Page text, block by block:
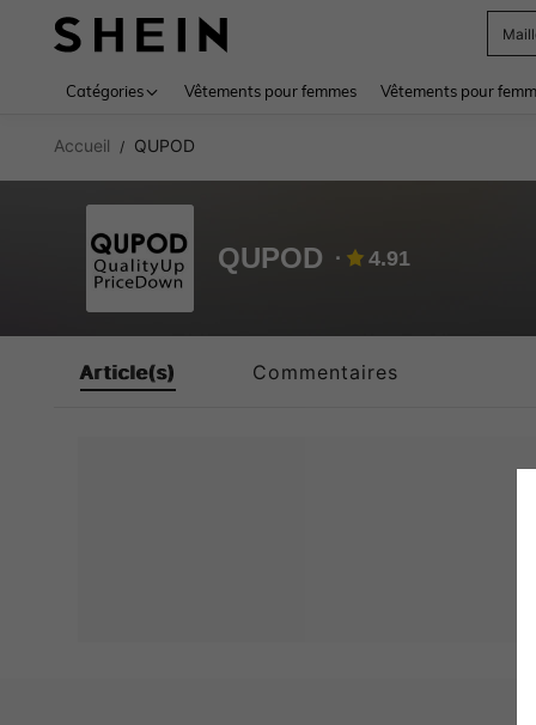
Catégories Vêtements pour femmes Vêtements pour
Accueil / QUPOD
QUPOD 4.91
Article(s) Commentaires